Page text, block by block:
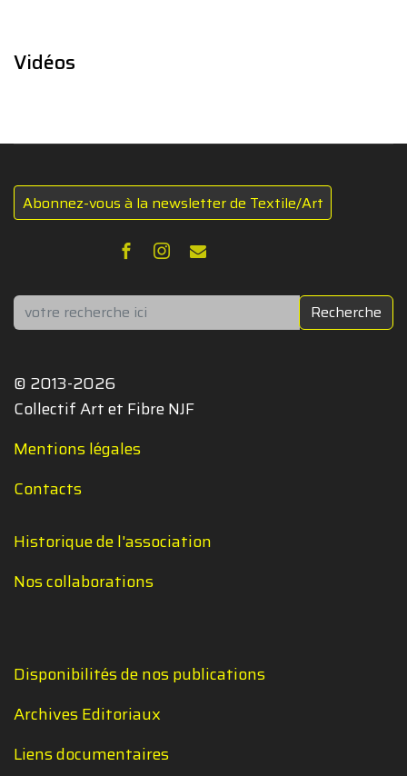
Vidéos
Abonnez-vous à la newsletter de Textile/Art
Rechercher Recherche
© 2013-2026
Collectif Art et Fibre NJF
Mentions légales
Contacts
Historique de l'association
Nos collaborations
Disponibilités de nos publications
Archives Editoriaux
Liens documentaires